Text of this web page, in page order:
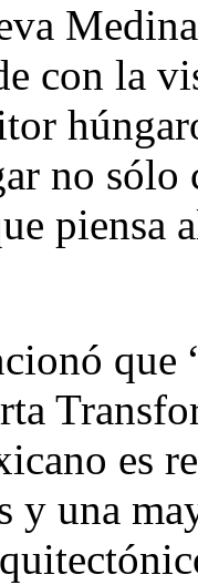
con la
no
piensa
que
es
y una